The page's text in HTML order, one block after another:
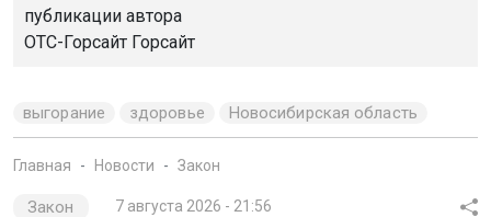
публикации автора
ОТС-Горсайт Горсайт
выгорание здоровье Новосибирская область
Главная Новости Закон
Закон 7 августа 2026 - 21:56